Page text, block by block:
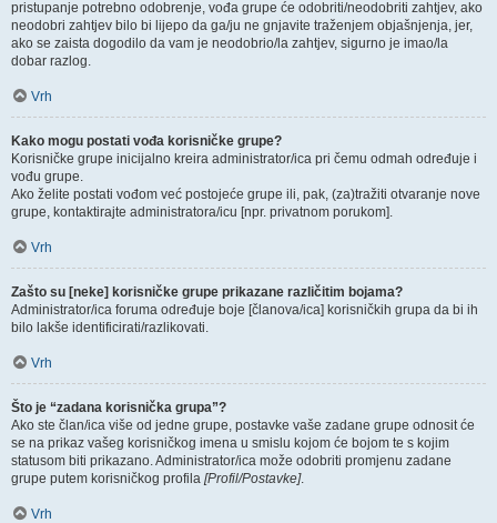
pristupanje potrebno odobrenje, vođa grupe će odobriti/neodobriti zahtjev, ako
neodobri zahtjev bilo bi lijepo da ga/ju ne gnjavite traženjem objašnjenja, jer,
ako se zaista dogodilo da vam je neodobrio/la zahtjev, sigurno je imao/la
dobar razlog.
Vrh
Kako mogu postati vođa korisničke grupe?
Korisničke grupe inicijalno kreira administrator/ica pri čemu odmah određuje i
vođu grupe.
Ako želite postati vođom već postojeće grupe ili, pak, (za)tražiti otvaranje nove
grupe, kontaktirajte administratora/icu [npr. privatnom porukom].
Vrh
Zašto su [neke] korisničke grupe prikazane različitim bojama?
Administrator/ica foruma određuje boje [članova/ica] korisničkih grupa da bi ih
bilo lakše identificirati/razlikovati.
Vrh
Što je “zadana korisnička grupa”?
Ako ste član/ica više od jedne grupe, postavke vaše zadane grupe odnosit će
se na prikaz vašeg korisničkog imena u smislu kojom će bojom te s kojim
statusom biti prikazano. Administrator/ica može odobriti promjenu zadane
grupe putem korisničkog profila [Profil/Postavke].
Vrh